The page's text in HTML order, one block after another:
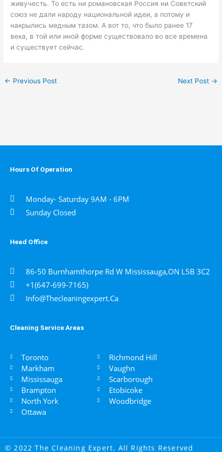
живучесть. То есть ни романовская Россия ни Советский
союз не дали народу национальной идеи, а потому и
накрылись медным тазом. А вот то, что было ранее 17
века, в той или иной форме существовало во все времена
и существует сейчас.
← Previous Post Next Post →
Hours Of Operation
Monday- Saturday 9AM - 6PM
Sunday Closed
Head Office
86-50 Burnhamthorpe Rd W Mississauga,ON L5B 3C2
+1(647-699-7165)
Info@thecleaningexpert.ca
Cleaning Service Areas ​
Toronto
Markham
Mississauga
Brampton
North York
Ottawa
Richmond Hill
Vaughn
Scarborough
Etobicoke
​Woodbridge
© 2022 The Cleaning Expert. All Rights Reserved